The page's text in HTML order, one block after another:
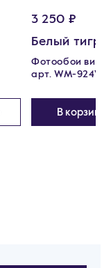
3 250 ₽
Белый тигр
Фотообои
арт. WM-924V1
В корзину